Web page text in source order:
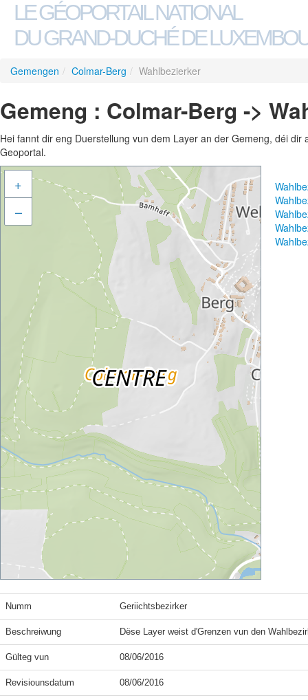
LE GÉOPORTAIL NATIONAL
DU GRAND-DUCHÉ DE
Gemengen / Colmar-Berg / Wahlbezierker
Gemeng : Colmar-Berg ->
Hei fannt dir eng Duerstellung vun dem Layer an der Gemeng, déi
Geoportal.
+
–
Numm Geriichtsbezirker
Beschreiwung Dëse Layer weist d'Grenzen vun den
Gülteg vun 08/06/2016
Revisiounsdatum 08/06/2016